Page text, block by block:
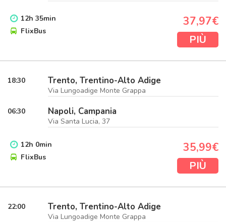
12h 35min
FlixBus
37,97€
PIÙ
18:30 Trento, Trentino-Alto Adige
Via Lungoadige Monte Grappa
06:30 Napoli, Campania
Via Santa Lucia, 37
12h 0min
FlixBus
35,99€
PIÙ
22:00 Trento, Trentino-Alto Adige
Via Lungoadige Monte Grappa